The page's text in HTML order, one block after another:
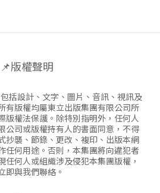
📌版權聲明
括設計、文字、圖片、音訊、視訊及
有版權均屬東立出版集團有限公司所
版權法保護。除特別指明外，任何人
公司或版權持有人的書面同意，不得
抄襲、節錄、更改、複印、出版本網
任何用途。否則，本集團將向違犯者
任何人或組織涉及侵犯本集團版權，
即與我們聯絡。